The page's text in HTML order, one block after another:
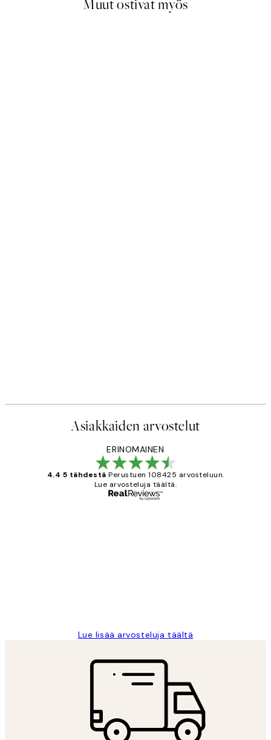
Muut ostivat myös
Asiakkaiden arvostelut
ERINOMAINEN
4.4 5 tähdestä Perustuen 108425 arvosteluun.
Lue arvosteluja täältä.
Lue lisää arvosteluja täältä